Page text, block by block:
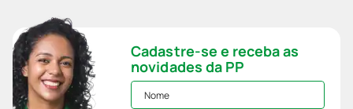
Cadastre-se e receba as
novidades da PP